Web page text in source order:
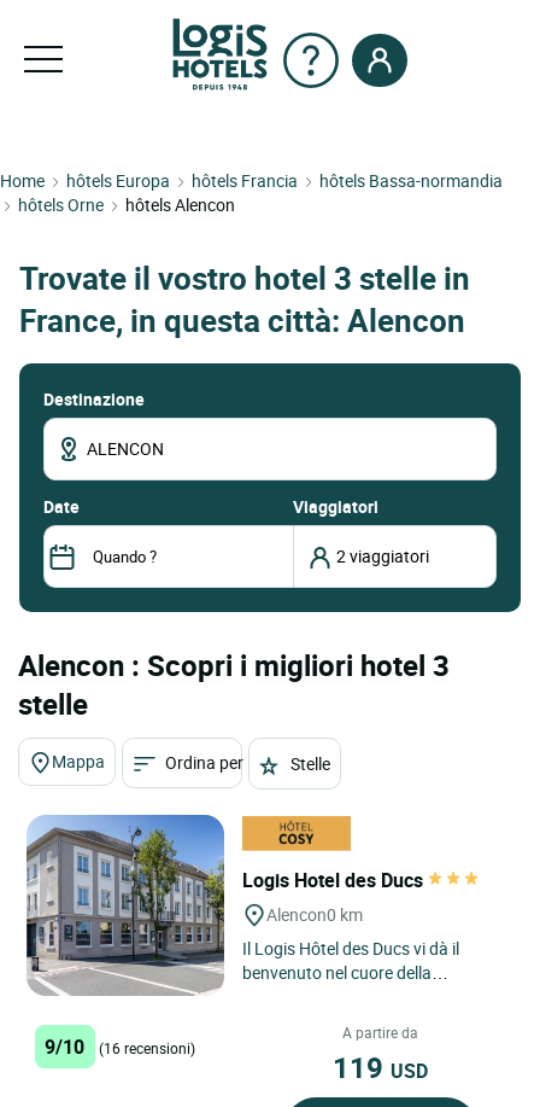
Home hôtels Europa hôtels Francia
hôtels Bassa-normandia
hôtels Orne
hôtels Alencon
Trovate il vostro hotel 3 stelle in
France, in questa città: Alencon
Destinazione
date Viaggiatori
Alencon : Scopri i migliori hotel 3
stelle
Mappa Ordina per Stelle
Logis Hotel des Ducs
Alencon0 km
Il Logis Hôtel des Ducs vi dà il
benvenuto nel cuore della
9/10 (16 recensioni)
A partire da
119 USD